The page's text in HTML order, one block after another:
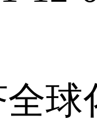
全